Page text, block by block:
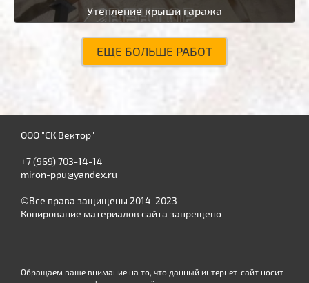
Утепление крыши гаража
ЕЩЕ БОЛЬШЕ РАБОТ
ООО "СК Вектор"
+7 (969) 703-14-14
miron-ppu@yandex.ru
©Все права защищены 2014-2023
Копирование материалов сайта запрещено
Обращаем ваше внимание на то, что данный интернет-сайт носит